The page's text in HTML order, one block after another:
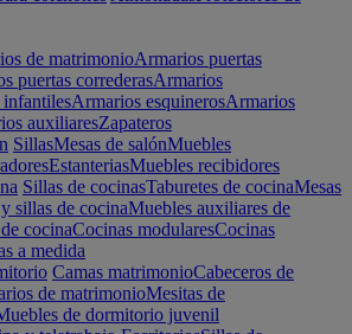
de matrimonioArmarios puertas
puertas correderasArmarios
Armarios esquinerosArmarios
auxiliaresZapateros
SillasMesas de salónMuebles
EstanteriasMuebles recibidores
Sillas de cocinasTaburetes de cocinaMesas
sillas de cocinaMuebles auxiliares de
cocinaCocinas modularesCocinas
a medida
Camas matrimonioCabeceros de
de matrimonioMesitas de
de dormitorio juvenil